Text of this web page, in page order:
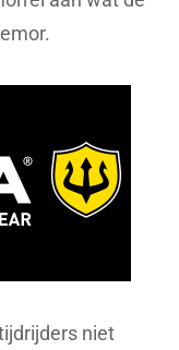
niet